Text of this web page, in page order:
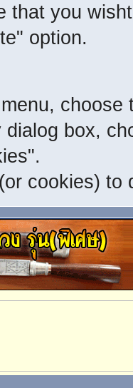
that you
option.
choose
dialog box,
cookies)